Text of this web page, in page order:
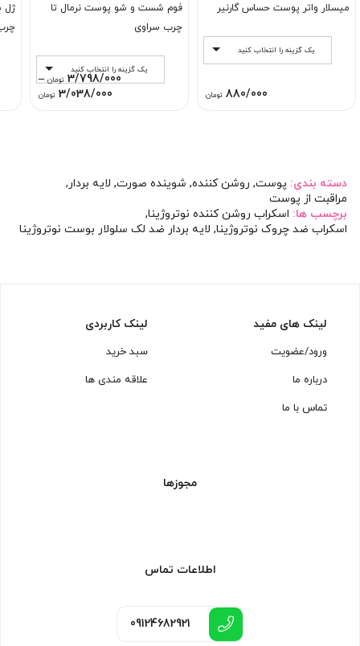
میسلار واتر پوست حساس گارنیر
یک گزینه را انتخاب کنید
880/000 تومان
فوم شست و شو پوست نرمال تا
چرب سراوی
یک گزینه را انتخاب کنید
3/798/000 تومان –
3/038/000 تومانPrice
ژل
دسته بندی: پوست, روشن کننده, شوینده صورت, لایه بردار ,
مراقبت از پوست
برچسب ها: اسکراب روشن کننده نوتروژینا,
اسکراب ضد چروک نوتروژینا, لایه بردار ضد لک سلولار بوست نوتروژینا
لینک های مفید
ورود/عضویت
درباره ما
تماس با ما
لینک کاربردی
سبد خرید
علاقه مندی ها
مجوزها
اطلاعات تماس
09124682921